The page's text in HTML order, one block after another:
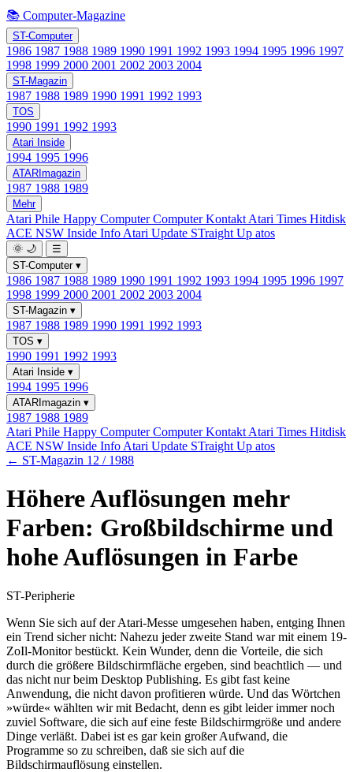
📚 Computer-Magazine
ST-Computer
1986 1987 1988 1989 1990 1991 1992 1993 1994 1995 1996 1997
1998 1999 2000 2001 2002 2003 2004
ST-Magazin
1987 1988 1989 1990 1991 1992 1993
TOS
1990 1991 1992 1993
Atari Inside
1994 1995 1996
ATARImagazin
1987 1988 1989
Mehr
Atari Phile Happy ComputerComputer Kontakt Atari Times Hitdisk
ACE NSW Inside Info Atari Update STraight Up atos
🌞 🌙
☰
ST-Computer ▾
1986 1987 1988 1989 1990 1991 1992 1993 1994 1995 1996 1997
1998 1999 2000 2001 2002 2003 2004
ST-Magazin ▾
1987 1988 1989 1990 1991 1992 1993
TOS ▾
1990 1991 1992 1993
Atari Inside ▾
1994 1995 1996
ATARImagazin ▾
1987 1988 1989
Atari Phile Happy ComputerComputer Kontakt Atari Times Hitdisk
ACE NSW Inside Info Atari Update STraight Up atos
← ST-Magazin 12 / 1988
Höhere Auflösungen mehr
Farben: Großbildschirme und
hohe Auflösungen in Farbe
ST-Peripherie
Wenn Sie sich auf der Atari-Messe umgesehen haben, entging Ihnen
ein Trend sicher nicht: Nahezu jeder zweite Stand war mit einem 19-
ZoIl-Monitor bestückt. Kein Wunder, denn die Vorteile, die sich
durch die größere Bildschirmfläche ergeben, sind beachtlich — und
das nicht nur beim Desktop Publishing. Es gibt fast keine
Anwendung, die nicht davon profitieren würde. Und das Wörtchen
»würde« wählten wir mit Bedacht, denn es gibt leider immer noch
zuviel Software, die sich auf eine feste Bildschirmgröße und andere
Dinge verläßt. Dabei ist es gar kein großer Aufwand, die
Programme so zu schreiben, daß sie sich auf die
Bildschirmauflösung einstellen.